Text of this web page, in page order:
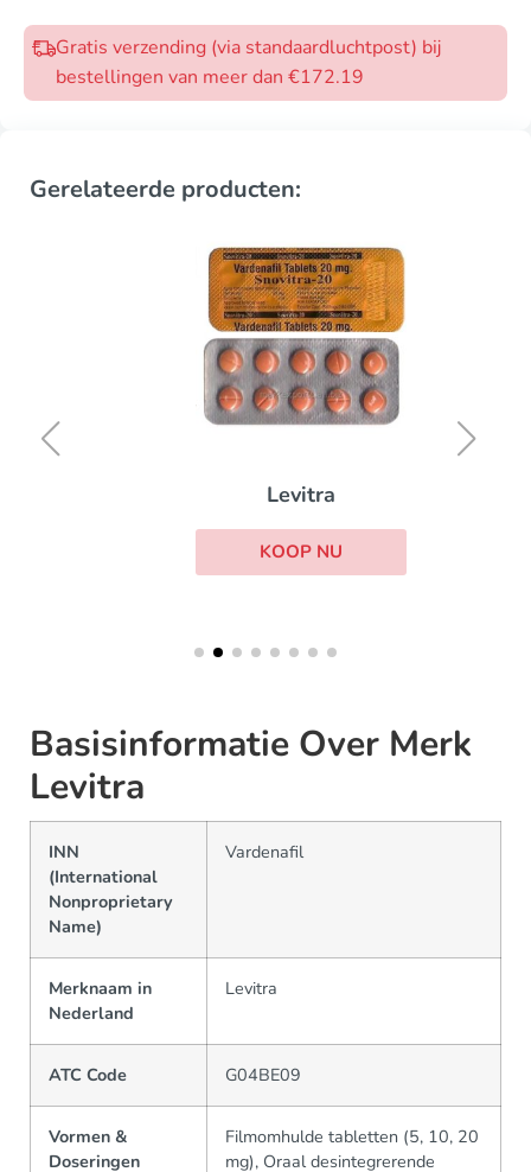
Gratis verzending (via standaardluchtpost) bij
bestellingen van meer dan €172.19
Gerelateerde producten:
Levitra
KOOP NU
Basisinformatie Over Merk
Levitra
INN
(International
Nonproprietary
Name)
Vardenafil
Merknaam in
Nederland
Levitra
ATC Code G04BE09
Vormen &
Doseringen
Filmomhulde tabletten (5, 10, 20
mg), Oraal desintegrerende